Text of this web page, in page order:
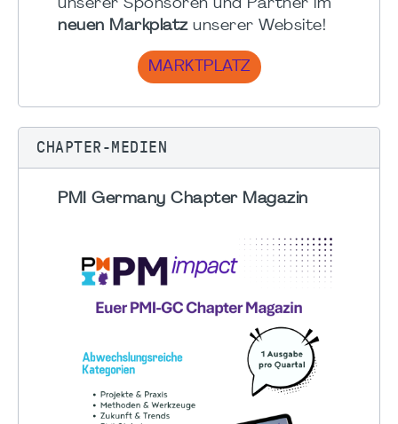
unserer Sponsoren und Partner im
neuen Markplatzunserer Website!
MARKTPLATZ
CHAPTER-MEDIEN
PMI Germany Chapter Magazin